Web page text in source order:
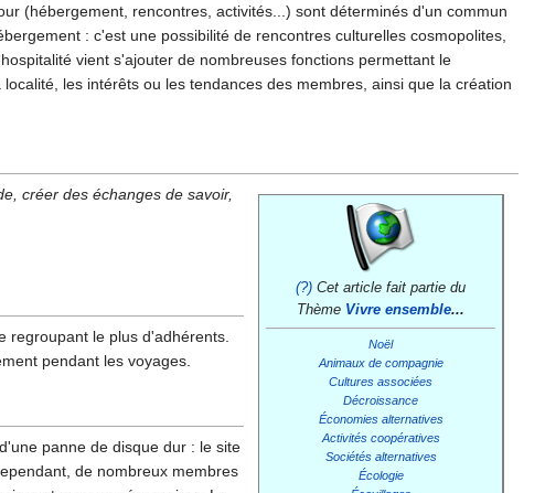
(hébergement, rencontres, activités...) sont déterminés d'un commun
: c'est une possibilité de rencontres culturelles cosmopolites,
vient s'ajouter de nombreuses fonctions permettant le
les intérêts ou les tendances des membres, ainsi que la création
(?) Cet article fait partie du
Thème Vivre ensemble...
Noël
Animaux de compagnie
Cultures associées
Décroissance
Économies alternatives
Activités coopératives
Sociétés alternatives
Écologie
créer des échanges de savoir,
regroupant le plus d'adhérents.
pendant les voyages.
panne de disque dur : le site
de nombreux membres